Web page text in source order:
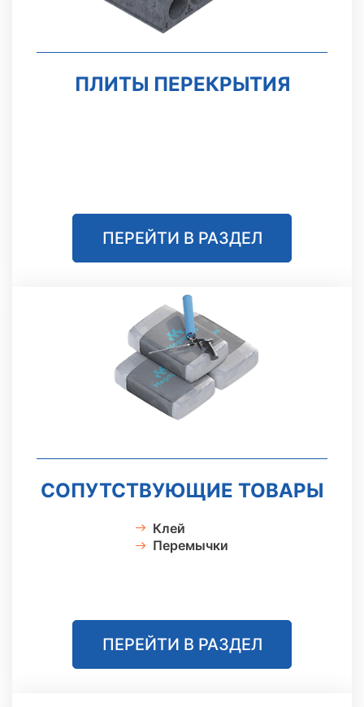
ПЛИТЫ ПЕРЕКРЫТИЯ
ПЕРЕЙТИ В РАЗДЕЛ
СОПУТСТВУЮЩИЕ ТОВАРЫ
Клей
Перемычки
ПЕРЕЙТИ В РАЗДЕЛ